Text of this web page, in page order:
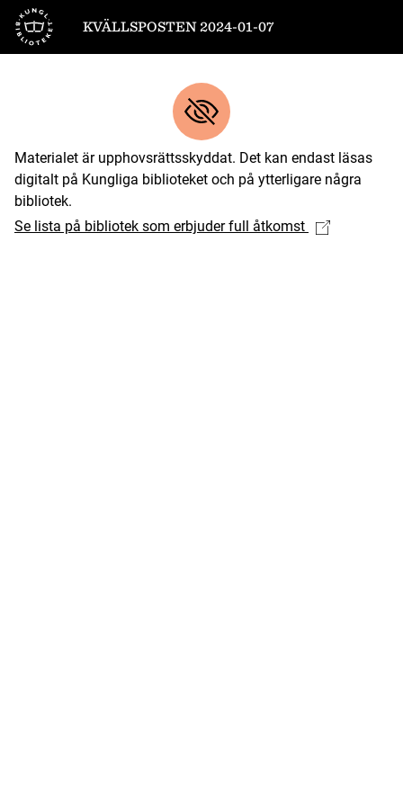
Till startsidan
KVÄLLSPOSTEN 2024-01-07
Materialet är upphovsrättsskyddat. Det kan endast läsas
digitalt på Kungliga biblioteket och på ytterligare några
bibliotek.
Se lista på bibliotek som erbjuder full åtkomst